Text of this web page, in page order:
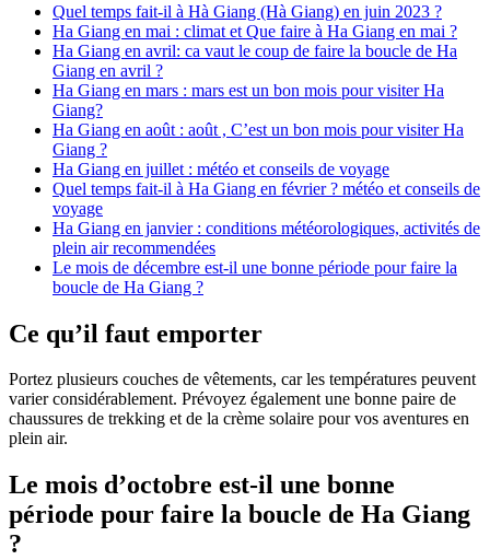
Quel temps fait-il à Hà Giang (Hà Giang) en juin 2023 ?
Ha Giang en mai : climat et Que faire à Ha Giang en mai ?
Ha Giang en avril: ca vaut le coup de faire la boucle de Ha
Giang en avril ?
Ha Giang en mars : mars est un bon mois pour visiter Ha
Giang?
Ha Giang en août : août , C’est un bon mois pour visiter Ha
Giang ?
Ha Giang en juillet : météo et conseils de voyage
Quel temps fait-il à Ha Giang en février ? météo et conseils de
voyage
Ha Giang en janvier : conditions météorologiques, activités de
plein air recommendées
Le mois de décembre est-il une bonne période pour faire la
boucle de Ha Giang ?
Ce qu’il faut emporter
Portez plusieurs couches de vêtements, car les températures peuvent
varier considérablement. Prévoyez également une bonne paire de
chaussures de trekking et de la crème solaire pour vos aventures en
plein air.
Le mois d’octobre est-il une bonne
période pour faire la boucle de Ha Giang
?